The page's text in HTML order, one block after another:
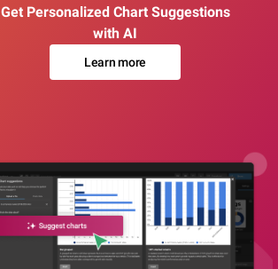
Get Personalized Chart Suggestions
with AI
Learn more